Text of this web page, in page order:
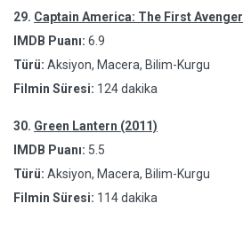
29. Captain America: The First
IMDB Puanı: 6.9
Türü: Aksiyon, Macera, Bilim-Kurgu
Filmin Süresi: 124 dakika
30. Green Lantern (2011)
IMDB Puanı: 5.5
Türü: Aksiyon, Macera, Bilim-Kurgu
Filmin Süresi: 114 dakika